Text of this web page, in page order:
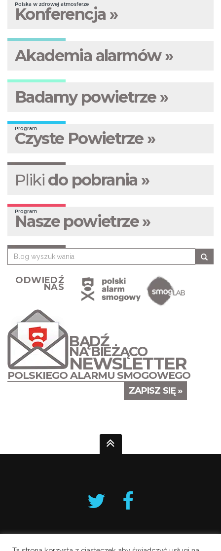
Polska w zdrowej atmosferze
Konferencja »
Akademia alarmów »
Badamy powietrze »
Program
Czyste Powietrze »
Pliki do pobrania »
Program
Nasze powietrze »
ODWIEDŹ
NAS
BĄDŹ
NA BIEŻĄCO
NEWSLETTER
POLSKIEGO ALARMU SMOGOWEGO
ZAPISZ SIĘ »